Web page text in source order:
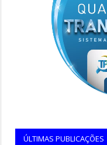
ÚLTIMAS PUBLICAÇÕES